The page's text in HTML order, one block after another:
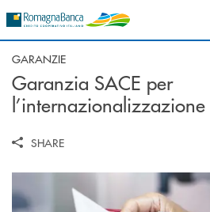
GARANZIE
Garanzia SACE per
l’internazionalizzazione
SHARE